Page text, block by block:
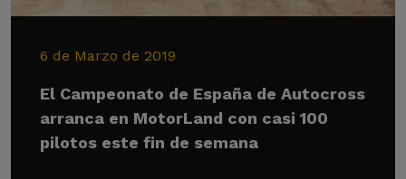
6 de Marzo de 2019
El Campeonato de España de Autocross
arranca en MotorLand con casi 100
pilotos este fin de semana